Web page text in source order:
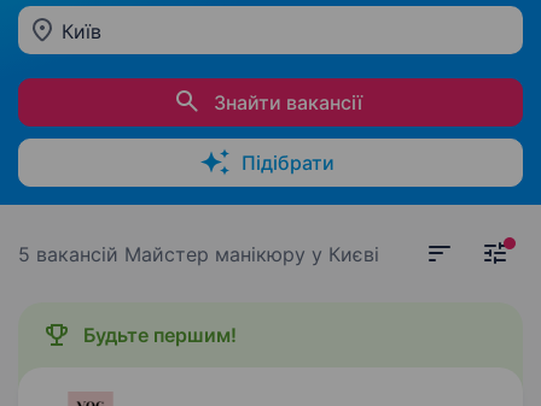
Київ
Знайти вакансії
Підібрати
5 вакансій Майстер манікюру у Києві
Будьте першим!